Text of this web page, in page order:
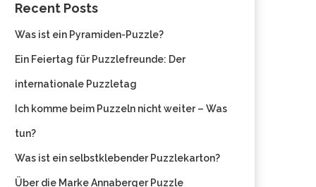
Recent Posts
Was ist ein Pyramiden-Puzzle?
Ein Feiertag für Puzzlefreunde: Der
internationale Puzzletag
Ich komme beim Puzzeln nicht weiter – Was
tun?
Was ist ein selbstklebender Puzzlekarton?
Über die Marke Annaberger Puzzle